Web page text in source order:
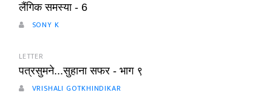
लैंगिक समस्या - 6
SONY K
LETTER
पत्रसुमने...सुहाना सफर - भाग ९
VRISHALI GOTKHINDIKAR